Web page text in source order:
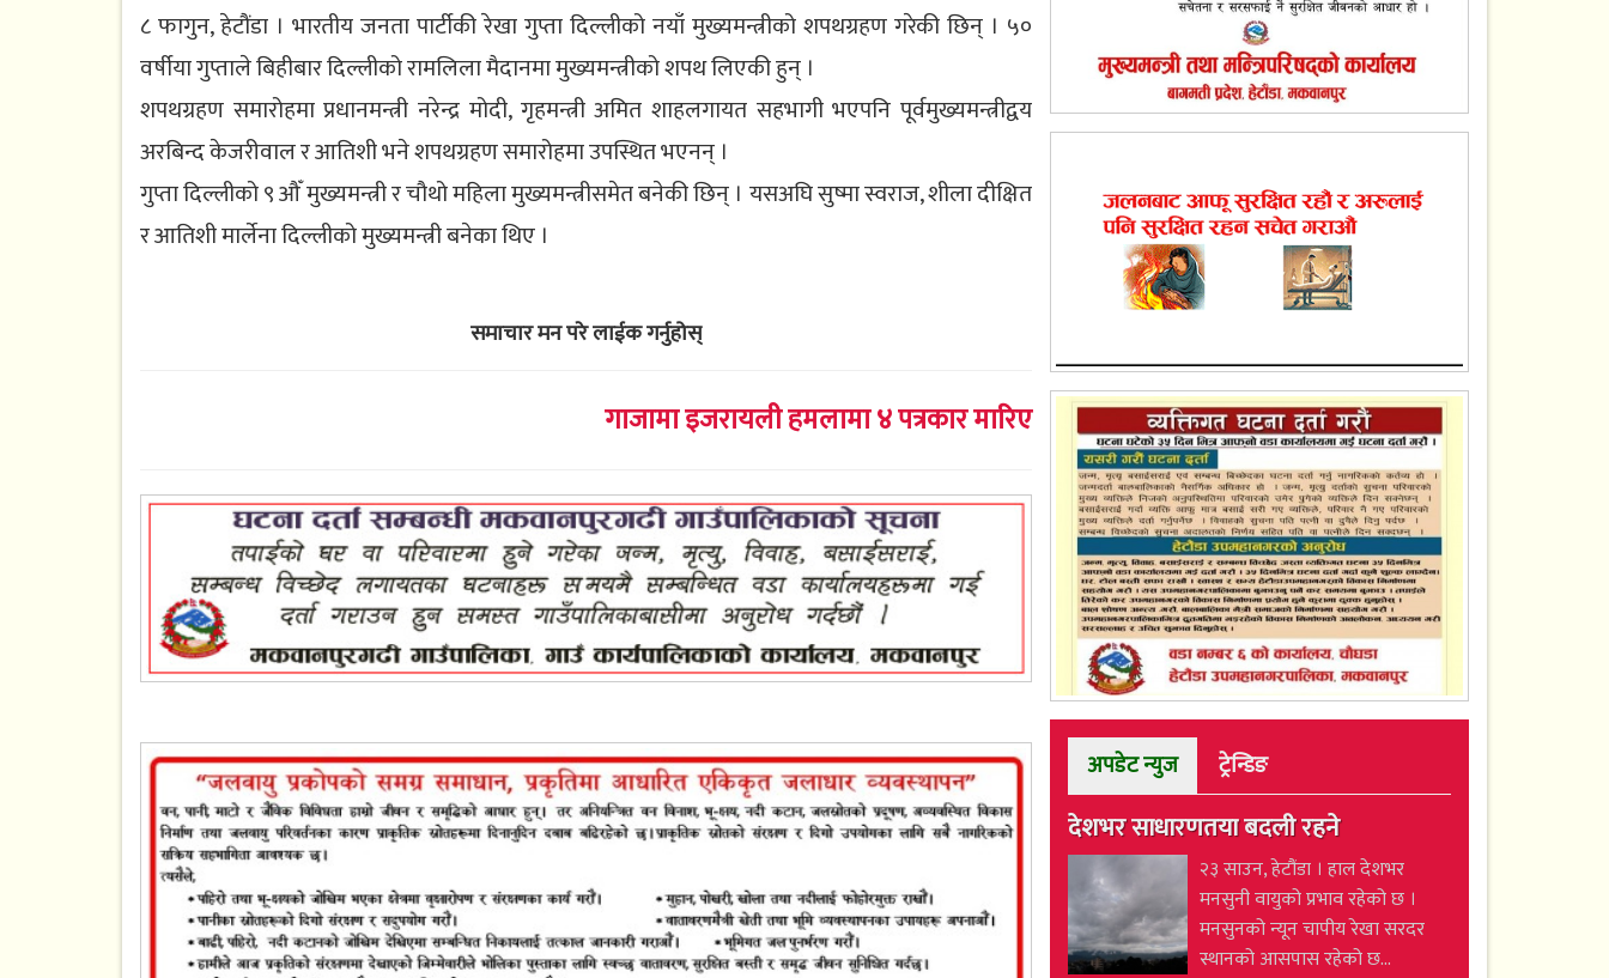
८ फागुन, हेटौंडा । भारतीय जनता पार्टीकी रेखा गुप्ता दिल्लीको नयाँ मुख्यमन्त्रीको शपथग्रहण गरेकी छिन् । ५०
वर्षीया गुप्ताले बिहीबार दिल्लीको रामलिला मैदानमा मुख्यमन्त्रीको शपथ लिएकी हुन् ।
शपथग्रहण समारोहमा प्रधानमन्त्री नरेन्द्र मोदी, गृहमन्त्री अमित शाहलगायत सहभागी भएपनि पूर्वमुख्यमन्त्रीद्वय
अरबिन्द केजरीवाल र आतिशी भने शपथग्रहण समारोहमा उपस्थित भएनन् ।
गुप्ता दिल्लीको ९ औँ मुख्यमन्त्री र चौथो महिला मुख्यमन्त्रीसमेत बनेकी छिन् । यसअघि सुष्मा स्वराज, शीला दीक्षित
र आतिशी मार्लेना दिल्लीको मुख्यमन्त्री बनेका थिए ।
समाचार मन परे लाईक गर्नुहोस्
गाजामा इजरायली हमलामा ४ पत्रकार मारिए
अपडेट न्युज ट्रेन्डिङ
देशभर साधारणतया बदली रहने
२३ साउन, हेटौंडा । हाल देशभर
मनसुनी वायुको प्रभाव रहेको छ ।
मनसुनको न्यून चापीय रेखा सरदर
स्थानको आसपास रहेको छ...